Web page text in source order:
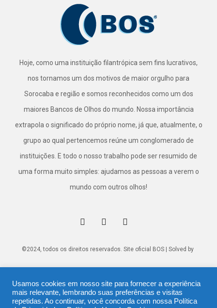
Hoje, como uma instituição filantrópica sem fins lucrativos,
nos tornamos um dos motivos de maior orgulho para
Sorocaba e região e somos reconhecidos como um dos
maiores Bancos de Olhos do mundo. Nossa importância
extrapola o significado do próprio nome, já que, atualmente, o
grupo ao qual pertencemos reúne um conglomerado de
instituições. E todo o nosso trabalho pode ser resumido de
uma forma muito simples: ajudamos as pessoas a verem o
mundo com outros olhos!
©2024, todos os direitos reservados. Site oficial BOS | Solved by
Usamos cookies em nosso site para fornecer a experiência
mais relevante, lembrando suas preferências e visitas
repetidas. Ao continuar, você concorda com nossa Política